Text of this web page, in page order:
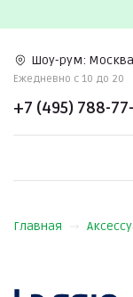
Шоу-рум:
Ежедневно c 10 до 20
+7 (495) 788-
Главная